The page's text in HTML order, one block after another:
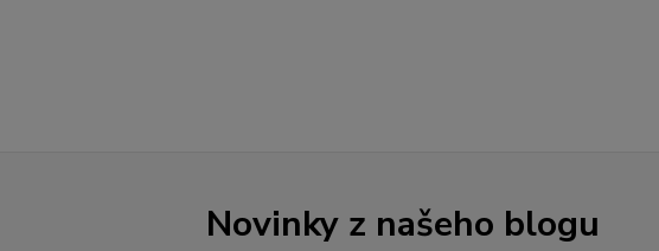
Novinky z našeho blogu